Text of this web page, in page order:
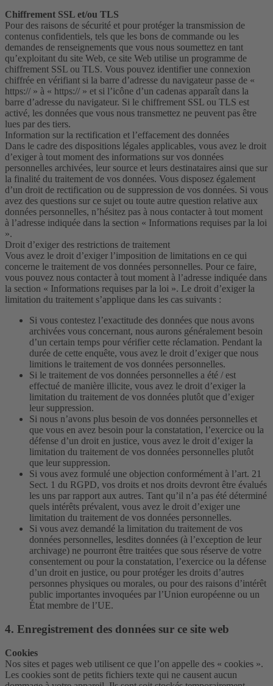
Chiffrement SSL et/ou TLS
Pour des raisons de sécurité et pour protéger la transmission de
contenus confidentiels, tels que les bons de commande ou les
demandes de renseignements que vous nous soumettez en tant
qu’exploitant du site Web, ce site Web utilise un programme de
chiffrement SSL ou TLS. Vous pouvez identifier une connexion
chiffrée en vérifiant si la barre d’adresse du navigateur passe de «
https:// » à « https:// » et si l’icône d’un cadenas apparaît dans la
barre d’adresse du navigateur. Si le chiffrement SSL ou TLS est
activé, les données que vous nous transmettez ne peuvent pas être
lues par des tiers.
Information sur la rectification et l’effacement des données
Dans le cadre des dispositions légales applicables, vous avez le droit
d’exiger à tout moment des informations sur vos données
personnelles archivées, leur source et leurs destinataires ainsi que sur
la finalité du traitement de vos données. Vous disposez également
d’un droit de rectification ou de suppression de vos données. Si vous
avez des questions sur ce sujet ou toute autre question relative aux
données personnelles, n’hésitez pas à nous contacter à tout moment
à l’adresse indiquée dans la section « Informations requises par la loi
».
Droit d’exiger des restrictions de traitement
Vous avez le droit d’exiger l’imposition de limitations en ce qui
concerne le traitement de vos données personnelles. Pour ce faire,
vous pouvez nous contacter à tout moment à l’adresse indiquée dans
la section « Informations requises par la loi ». Le droit d’exiger la
limitation du traitement s’applique dans les cas suivants :
Si vous contestez l’exactitude des données que nous avons
archivées vous concernant, nous aurons généralement besoin
d’un certain temps pour vérifier cette réclamation. Pendant la
durée de cette enquête, vous avez le droit d’exiger que nous
limitions le traitement de vos données personnelles.
Si le traitement de vos données personnelles a été / est
effectué de manière illicite, vous avez le droit d’exiger la
limitation du traitement de vos données plutôt que d’exiger
leur suppression.
Si nous n’avons plus besoin de vos données personnelles et
que vous en avez besoin pour la constatation, l’exercice ou la
défense d’un droit en justice, vous avez le droit d’exiger la
limitation du traitement de vos données personnelles plutôt
que leur suppression.
Si vous avez formulé une objection conformément à l’art. 21
Sect. 1 du RGPD, vos droits et nos droits devront être évalués
les uns par rapport aux autres. Tant qu’il n’a pas été déterminé
quels intérêts prévalent, vous avez le droit d’exiger une
limitation du traitement de vos données personnelles.
Si vous avez demandé la limitation du traitement de vos
données personnelles, lesdites données (à l’exception de leur
archivage) ne pourront être traitées que sous réserve de votre
consentement ou pour la constatation, l’exercice ou la défense
d’un droit en justice, ou pour protéger les droits d’autres
personnes physiques ou morales, ou pour des raisons d’intérêt
public importantes invoquées par l’Union européenne ou un
État membre de l’UE.
4. Enregistrement des données sur ce site web
Cookies
Nos sites et pages web utilisent ce que l’on appelle des « cookies ».
Les cookies sont de petits fichiers texte qui ne causent aucun